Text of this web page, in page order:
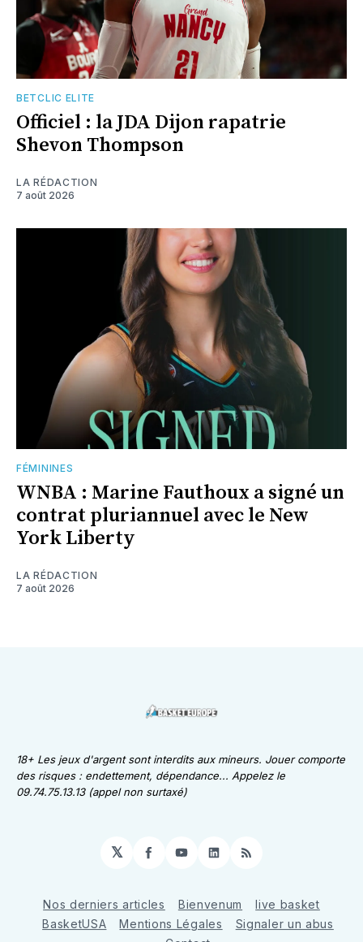
BETCLIC ELITE
Officiel : la JDA Dijon rapatrie
Shevon Thompson
LA RÉDACTION
7 août 2026
FÉMININES
WNBA : Marine Fauthoux a signé un
contrat pluriannuel avec le New
York Liberty
LA RÉDACTION
7 août 2026
18+ Les jeux d'argent sont interdits aux mineurs. Jouer comporte
des risques : endettement, dépendance... Appelez le
09.74.75.13.13 (appel non surtaxé)
𝕏 Facebook
YouTube
LinkedIn
RSS
Nos derniers articles Bienvenum
live basket
BasketUSA
Mentions Légales
Signaler un abus